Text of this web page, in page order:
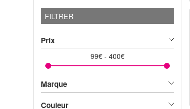
FILTRER
Prix
99€- 400€
Marque
Couleur